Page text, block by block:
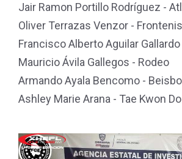
Jair Ramon Portillo Rodríguez -
Oliver Terrazas Venzor - Frontenis
Francisco Alberto Aguilar Gallardo
Mauricio Ávila Gallegos - Rodeo
Armando Ayala Bencomo - Beisbol
Ashley Marie Arana - Tae Kwon Do